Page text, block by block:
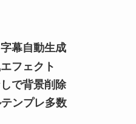
幕自動生成
フェクト
で背景削除
ンプレ多数